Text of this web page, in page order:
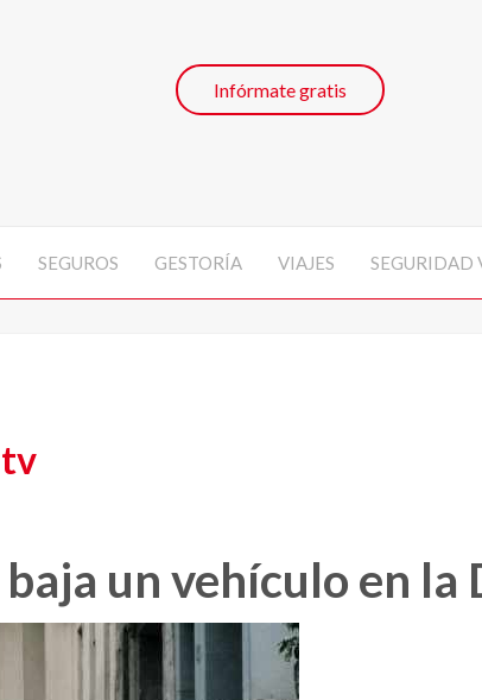
Infórmate gratis
SEGUROS GESTORÍA VIAJES SEGURIDAD
un vehículo en la